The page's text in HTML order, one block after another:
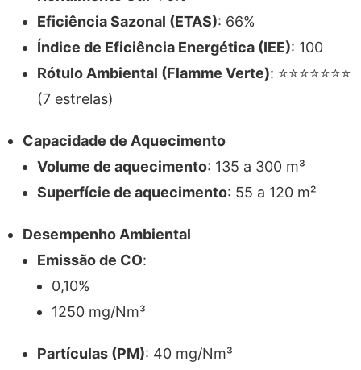
Eficiência Sazonal (ETAS): 66%
Índice de Eficiência Energética (IEE): 100
Rótulo Ambiental (Flamme Verte): ⭐⭐⭐⭐⭐⭐⭐
(7 estrelas)
Capacidade de Aquecimento
Volume de aquecimento: 135 a 300 m³
Superfície de aquecimento: 55 a 120 m²
Desempenho Ambiental
Emissão de CO:
0,10%
1250 mg/Nm³
Partículas (PM): 40 mg/Nm³